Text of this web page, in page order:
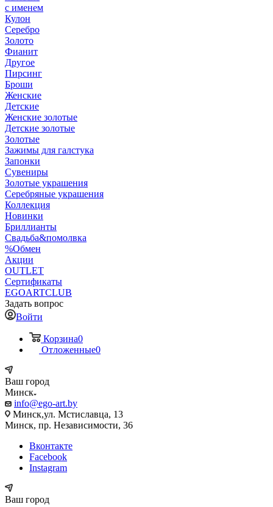
с именем
Кулон
Серебро
Золото
Фианит
Другое
Пирсинг
Броши
Женские
Детские
Женские золотые
Детские золотые
Золотые
Зажимы для галстука
Запонки
Сувениры
Золотые украшения
Серебряные украшения
Коллекция
Новинки
Бриллианты
Свадьба&помолвка
%Обмен
Акции
OUTLET
Сертификаты
EGOARTCLUB
Задать вопрос
Войти
Корзина0
Отложенные0
Ваш город
Минск
info@ego-art.by
Минск,ул. Мстиславца, 13
Минск, пр. Независимости, 36
Вконтакте
Facebook
Instagram
Ваш город